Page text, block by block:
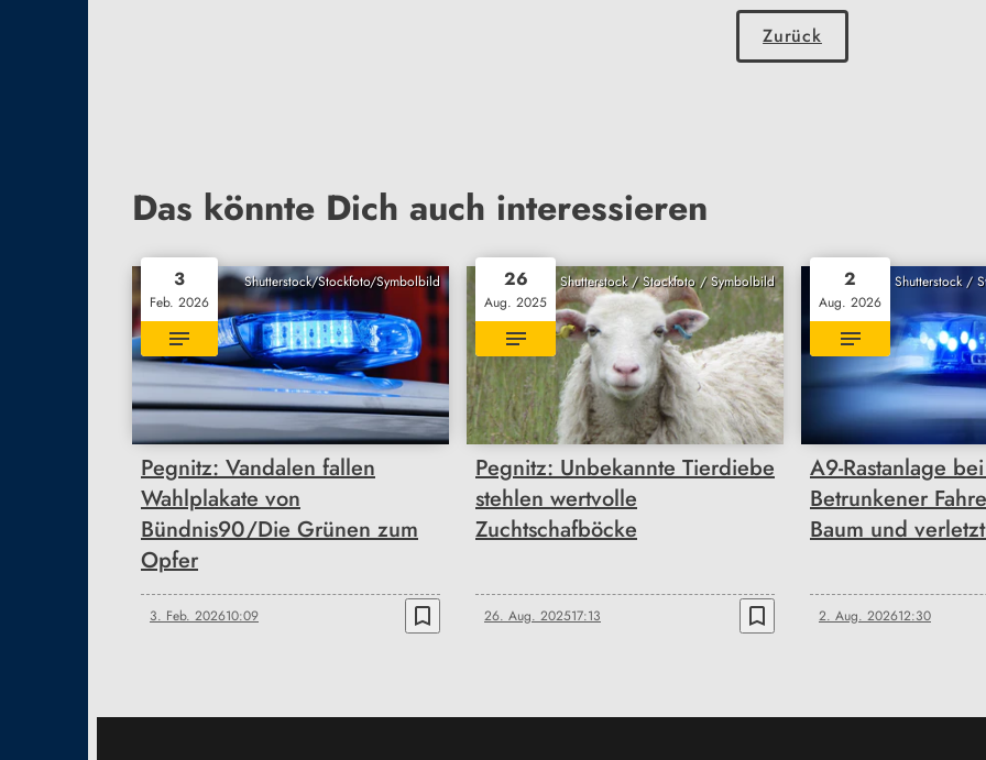
Zurück
Das könnte Dich auch interessieren
Shutterstock/Stockfoto/Symbolbild
3
Feb. 2026
Pegnitz: Vandalen fallen
Wahlplakate von
Bündnis90/Die Grünen zum
Opfer
3. Feb. 202610:09 bookmark_border
Shutterstock / Stockfoto / Symbolbild
26
Aug. 2025
Pegnitz: Unbekannte Tierdiebe
stehlen wertvolle
Zuchtschafböcke
26. Aug. 202517:13 bookmark_border
Shutterstock /
2
Aug. 2026
A9-Rastanlage
Betrunkener
Baum und
2. Aug. 202612:30